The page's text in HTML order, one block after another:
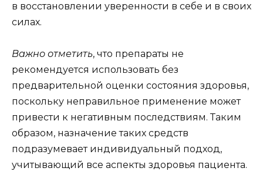
в восстановлении уверенности в себе и в своих
силах.
Важно отметить, что препараты не
рекомендуется использовать без
предварительной оценки состояния здоровья,
поскольку неправильное применение может
привести к негативным последствиям. Таким
образом, назначение таких средств
подразумевает индивидуальный подход,
учитывающий все аспекты здоровья пациента.